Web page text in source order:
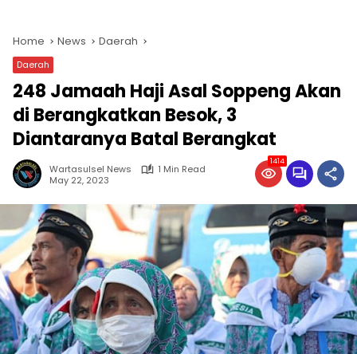
Home News Daerah
Daerah
248 Jamaah Haji Asal Soppeng Akan
di Berangkatkan Besok, 3
Diantaranya Batal Berangkat
Wartasulsel News
1 Min Read
May 22, 2023
1414